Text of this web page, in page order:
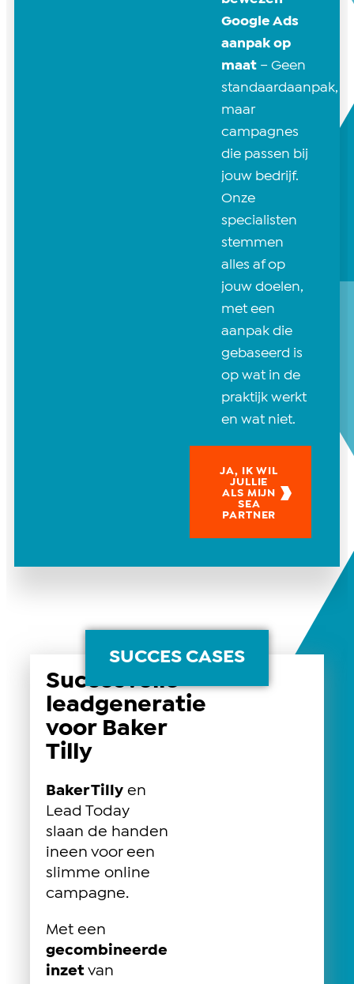
Google Ads
aanpak op
maat – Geen
standaardaanpak,
maar
campagnes
die passen bij
jouw bedrijf.
Onze
specialisten
stemmen
alles af op
jouw doelen,
met een
aanpak die
gebaseerd is
op wat in de
praktijk werkt
en wat niet.
JA, IK WIL
JULLIE
ALS MIJN
SEA
PARTNER
SUCCES CASES
Succesvolle
leadgeneratie
voor Baker
Tilly
Baker Tilly en
Lead Today
slaan de handen
ineen voor een
slimme online
campagne.
Met een
gecombineerde
inzet van